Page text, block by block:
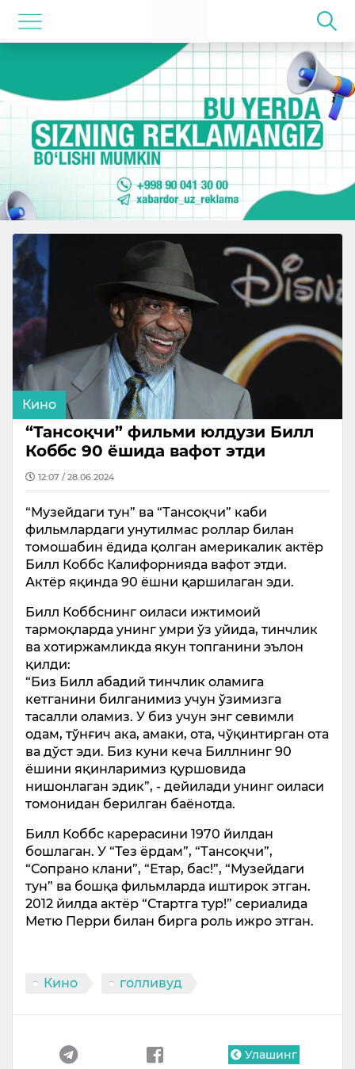
Кино
“Тансоқчи” фильми юлдузи Билл
Коббс 90 ёшида вафот этди
12:07 / 28.06.2024
“Музейдаги тун” ва “Тансоқчи” каби
фильмлардаги унутилмас роллар билан
томошабин ёдида қолган америкалик актёр
Билл Коббс Калифорнияда вафот этди.
Актёр яқинда 90 ёшни қаршилаган эди.
Билл Коббснинг оиласи ижтимоий
тармоқларда унинг умри ўз уйида, тинчлик
ва хотиржамликда якун топганини эълон
қилди:
“Биз Билл абадий тинчлик оламига
кетганини билганимиз учун ўзимизга
тасалли оламиз. У биз учун энг севимли
одам, тўнғич ака, амаки, ота, чўқинтирган ота
ва дўст эди. Биз куни кеча Биллнинг 90
ёшини яқинларимиз қуршовида
нишонлаган эдик”, - дейилади унинг оиласи
томонидан берилган баёнотда.
Билл Коббс карерасини 1970 йилдан
бошлаган. У “Тез ёрдам”, “Тансоқчи”,
“Сопрано клани”, “Етар, бас!”, “Музейдаги
тун” ва бошқа фильмларда иштирок этган.
2012 йилда актёр “Стартга тур!” сериалида
Метю Перри билан бирга роль ижро этган.
Кино голливуд
Улашинг